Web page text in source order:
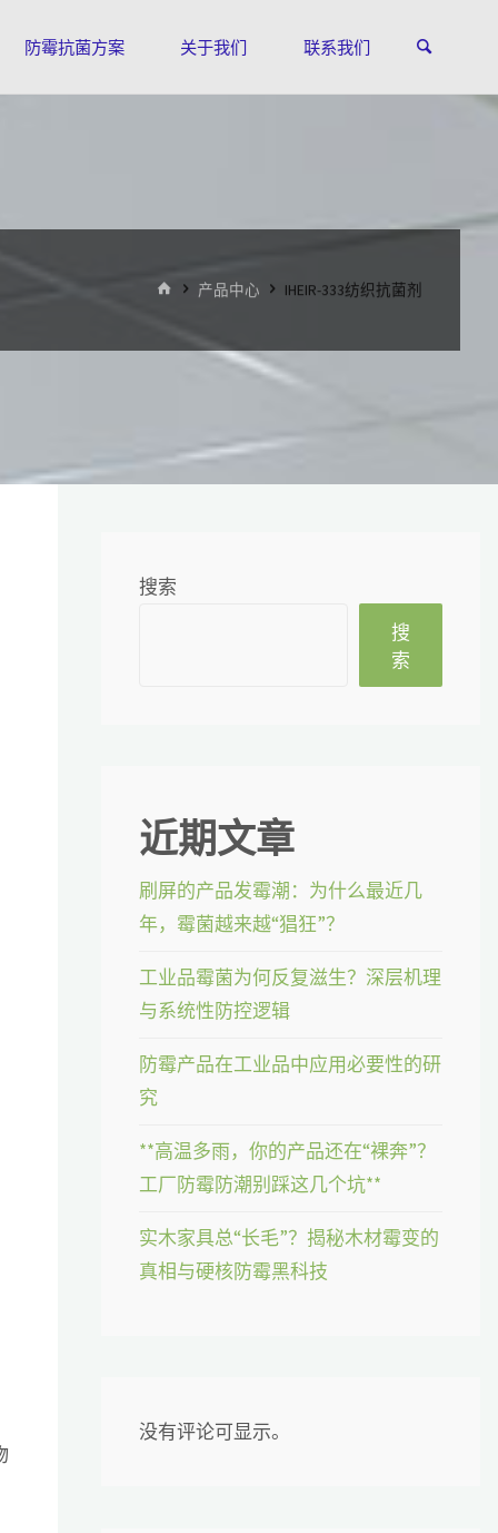
防霉抗菌方案 关于我们 联系我们
首 产品中心 IHEIR-333纺织抗菌剂
搜索
搜
索
近期文章
刷屏的产品发霉潮：为什么最近几
年，霉菌越来越“猖狂”？
工业品霉菌为何反复滋生？深层机理
与系统性防控逻辑
防霉产品在工业品中应用必要性的研
究
**高温多雨，你的产品还在“裸奔”？
工厂防霉防潮别踩这几个坑**
实木家具总“长毛”？揭秘木材霉变的
真相与硬核防霉黑科技
没有评论可显示。